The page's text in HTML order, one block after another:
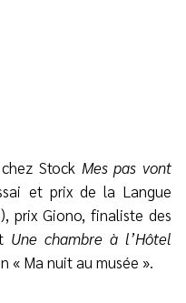
Stock Mes pas vont
et prix de la Langue
prix Giono, finaliste des
Une chambre à l’Hôtel
« Ma nuit au musée ».